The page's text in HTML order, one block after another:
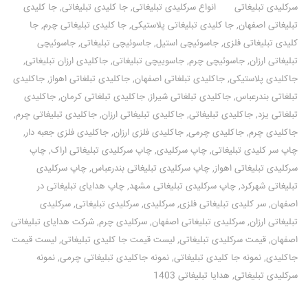
سرکلیدی تبلیغاتی انواع سرکلیدی تبلیغاتی, جا کلیدی تبلیغاتی, جا کلیدی
تبلیغاتی اصفهان, جا کلیدی تبلیغاتی پلاستیکی, جا کلیدی تبلیغاتی چرم, جا
کلیدی تبلیغاتی فلزی, جاسوئیچی استیل, جاسوئیچی تبلیغاتی, جاسوئیچی
تبلیغاتی ارزان, جاسوئیچی چرم, جاسوییچی تبلیغاتی, جاکلیدی ارزان تبلیغاتی,
جاکلیدی پلاستیکی, جاکلیدی تبلغاتی اصفهان, جاکلیدی تبلغاتی اهواز, جاکلیدی
تبلغاتی بندرعباس, جاکلیدی تبلغاتی شیراز, جاکلیدی تبلغاتی کرمان, جاکلیدی
تبلغاتی یزد, جاکلیدی تبلیغاتی, جاکلیدی تبلیغاتی ارزان, جاکلیدی تبلیغاتی چرم,
جاکلیدی چرم, جاکلیدی چرمی, جاکلیدی فلزی ارزان, جاکلیدی فلزی جعبه دار,
چاپ سر کلیدی تبلیغاتی, چاپ سرکلیدی, چاپ سرکلیدی تبلیغاتی اراک, چاپ
سرکلیدی تبلیغاتی اهواز, چاپ سرکلیدی تبلیغاتی بندرعباس, چاپ سرکلیدی
تبلیغاتی شهرکرد, چاپ سرکلیدی تبلیغاتی مشهد, چاپ هدایای تبلیغاتی در
اصفهان, سر کلیدی تبلیغاتی فلزی, سرکلیدی, سرکلیدی تبلیغاتی, سرکلیدی
تبلیغاتی ارزان, سرکلیدی تبلیغاتی اصفهان, سرکلیدی چرم, شرکت هدایای تبلیغاتی
اصفهان, قیمت سرکلیدی تبلیغاتی, لیست قیمت جا کلیدی تبلیغاتی, لیست قیمت
جاکلیدی, نمونه جا کلیدی تبلیغاتی, نمونه جاکلیدی تبلیغاتی چرمی, نمونه
سرکلیدی تبلیغاتی, هدایا تبلیغاتی 1403